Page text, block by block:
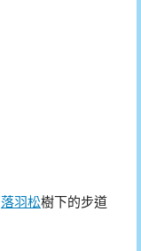
落羽松樹下的步道